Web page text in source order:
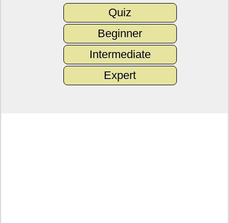
Quiz
Beginner
Intermediate
Expert